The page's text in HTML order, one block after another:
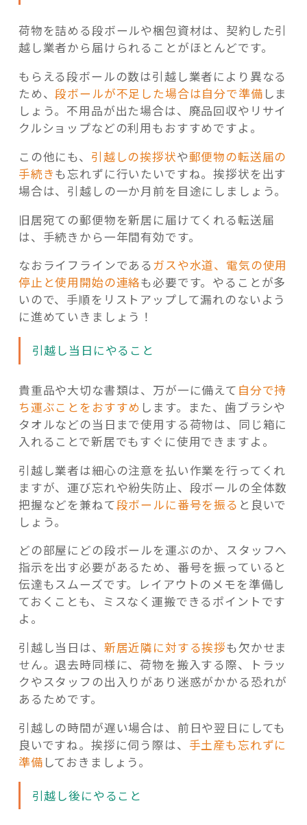
荷物を詰める段ボールや梱包資材は、契約した引
越し業者から届けられることがほとんどです。
もらえる段ボールの数は引越し業者により異なる
ため、段ボールが不足した場合は自分で準備 しま
しょう。不用品が出た場合は、廃品回収やリサイ
クルショップなどの利用もおすすめですよ。
この他にも、 引越しの挨拶状や郵便物の転送届の
手続きも忘れずに行いたいですね。挨拶状を出す
場合は、引越しの一か月前を目途にしましょう。
旧居宛ての郵便物を新居に届けてくれる転送届
は、手続きから一年間有効です。
なおライフラインであるガスや水道、電気の使用
停止と使用開始の連絡も必要です。やることが多
いので、手順をリストアップして漏れのないよう
に進めていきましょう！
引越し当日にやること
貴重品や大切な書類は、万が一に備えて 自分で持
ち運ぶことをおすすめ します。また、歯ブラシや
タオルなどの当日まで使用する荷物は、同じ箱に
入れることで新居でもすぐに使用できますよ。
引越し業者は細心の注意を払い作業を行ってくれ
ますが、運び忘れや紛失防止、段ボールの全体数
把握などを兼ねて段ボールに番号を振る と良いで
しょう。
どの部屋にどの段ボールを運ぶのか、スタッフへ
指示を出す必要があるため、番号を振っていると
伝達もスムーズです。レイアウトのメモを準備し
ておくことも、ミスなく運搬できるポイントです
よ。
引越し当日は、 新居近隣に対する挨拶も欠かせま
せん。退去時同様に、荷物を搬入する際、トラッ
クやスタッフの出入りがあり迷惑がかかる恐れが
あるためです。
引越しの時間が遅い場合は、前日や翌日にしても
良いですね。挨拶に伺う際は、 手土産も忘れずに
準備 しておきましょう。
引越し後にやること